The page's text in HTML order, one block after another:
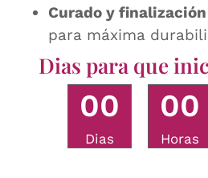
Curado y finalización
para máxima
Dias para que
00
Dias
00
Horas